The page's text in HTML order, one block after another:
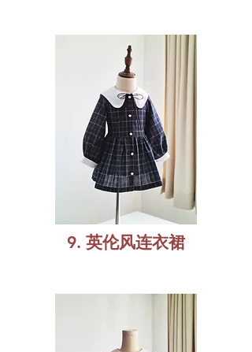
9. 英伦风连衣裙